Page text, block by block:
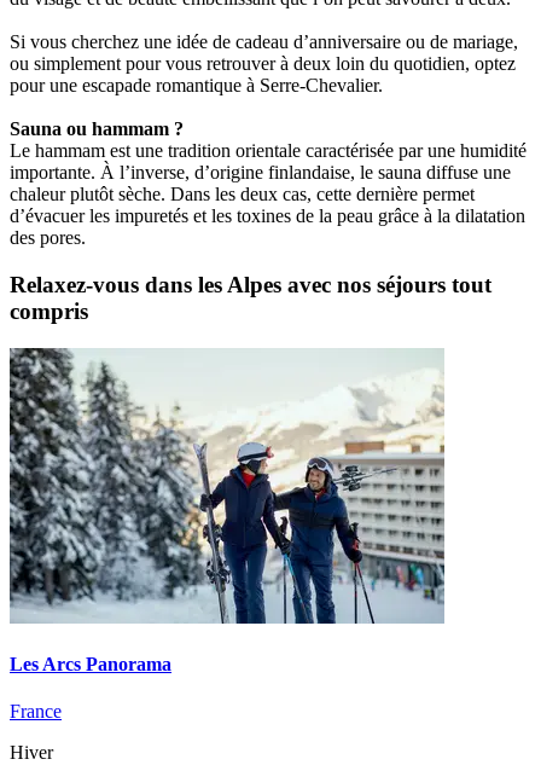
Si vous cherchez une idée de cadeau d’anniversaire ou de mariage,
ou simplement pour vous retrouver à deux loin du quotidien, optez
pour une escapade romantique à Serre-Chevalier.
Sauna ou hammam ?
Le hammam est une tradition orientale caractérisée par une humidité
importante. À l’inverse, d’origine finlandaise, le sauna diffuse une
chaleur plutôt sèche. Dans les deux cas, cette dernière permet
d’évacuer les impuretés et les toxines de la peau grâce à la dilatation
des pores.
Relaxez-vous dans les Alpes avec nos séjours tout
compris
Les Arcs Panorama
France
Hiver